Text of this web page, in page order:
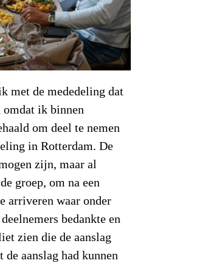
met de mededeling dat
omdat ik binnen
om deel te nemen
in Rotterdam. De
zijn, maar al
groep, om na een
arriveren waar onder
bedankte en
zien die de aanslag
aanslag had kunnen